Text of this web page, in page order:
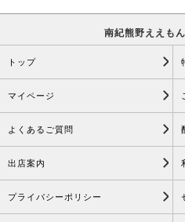
南紀熊野ええも
トップ
マイページ
よくあるご質問
出店案内
プライバシーポリシー